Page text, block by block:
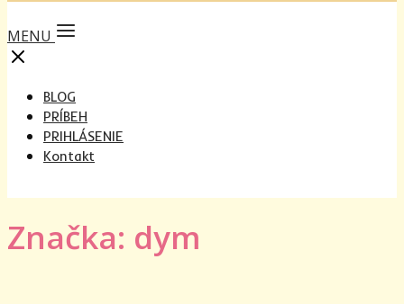
MENU
BLOG
PRÍBEH
PRIHLÁSENIE
Kontakt
Značka: dym